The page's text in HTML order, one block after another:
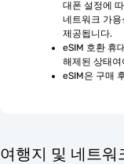
대폰 설정에
네트워크 가용
제공됩니다.
eSIM 호환 휴
해제된 상태여
eSIM은 구매
여행지 및 네트워